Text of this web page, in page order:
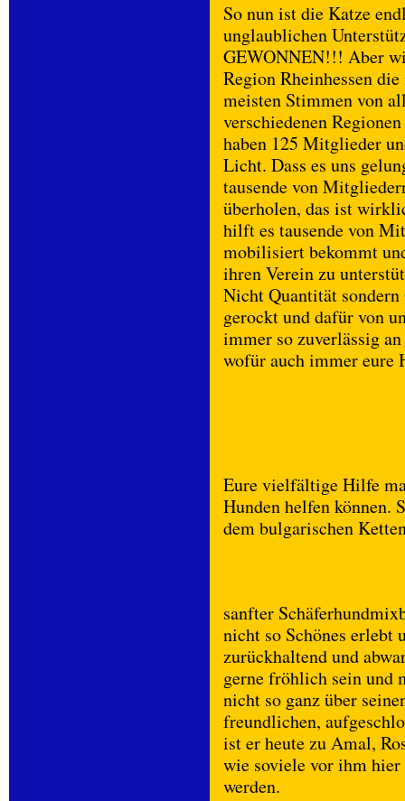
So nun ist die Katze
unglaublichen
GEWONNEN!!! Aber
Region Rheinhessen
meisten Stimmen von
verschiedenen
haben 125 Mitglieder
Licht. Dass es uns
tausende von
überholen, das ist
hilft es tausende von
mobilisiert bekommt
ihren Verein zu
Nicht Quantität
gerockt und dafür von
immer so zuverlässig
wofür auch immer
Eure vielfältige Hilfe
Hunden helfen können.
dem bulgarischen
sanfter
nicht so Schönes erlebt
zurückhaltend und
gerne fröhlich sein und
nicht so ganz über
freundlichen,
ist er heute zu Amal,
wie soviele vor ihm
werden.